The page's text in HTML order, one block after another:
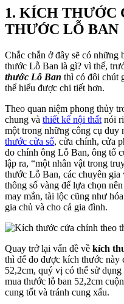
1. KÍCH THƯỚC
THƯỚC LỖ BAN
Chắc chắn ở đây sẽ có những
thước Lỗ Ban là gì? vì thế,
thước Lỗ Ban thì có đôi chút
thể hiểu được chi tiết hơn.
Theo quan niệm phong thủy
chung và thiết kế nội thất nói
một trong những công cụ duy
thước cửa sổ, cửa chính, cửa
do chính ông Lỗ Ban, ông tổ
lập ra, “một nhân vật trong
thước Lỗ Ban, các chuyên gia
thông số vàng để lựa chọn
may mắn, tài lộc cũng như
gia chủ và cho cả gia đình.
Quay trở lại vấn đề về kích
thì để đo được kích thước này
52,2cm, quý vị có thể sử
mua thước lỗ ban 52,2cm
cung tốt và tránh cung xấu.